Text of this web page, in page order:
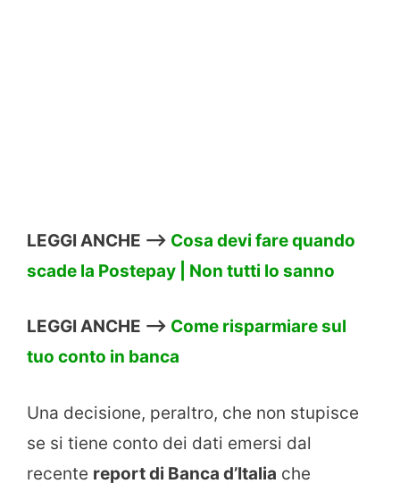
LEGGI ANCHE –> Cosa devi fare quando
scade la Postepay | Non tutti lo sanno
LEGGI ANCHE –> Come risparmiare sul
tuo conto in banca
Una decisione, peraltro, che non stupisce
se si tiene conto dei dati emersi dal
recente report di Banca d’Italia che